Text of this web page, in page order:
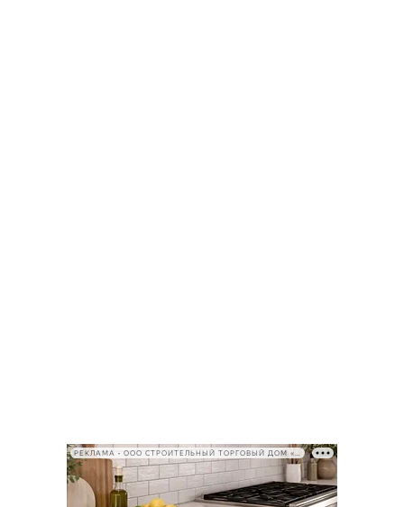
РЕКЛАМА • ООО СТРОИТЕЛЬНЫЙ ТОРГОВЫЙ ДОМ «ПЕТРОВИЧ», ИНН 7802348846